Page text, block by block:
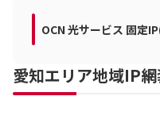
OCN 光サービス 固定
愛知エリア地域IP